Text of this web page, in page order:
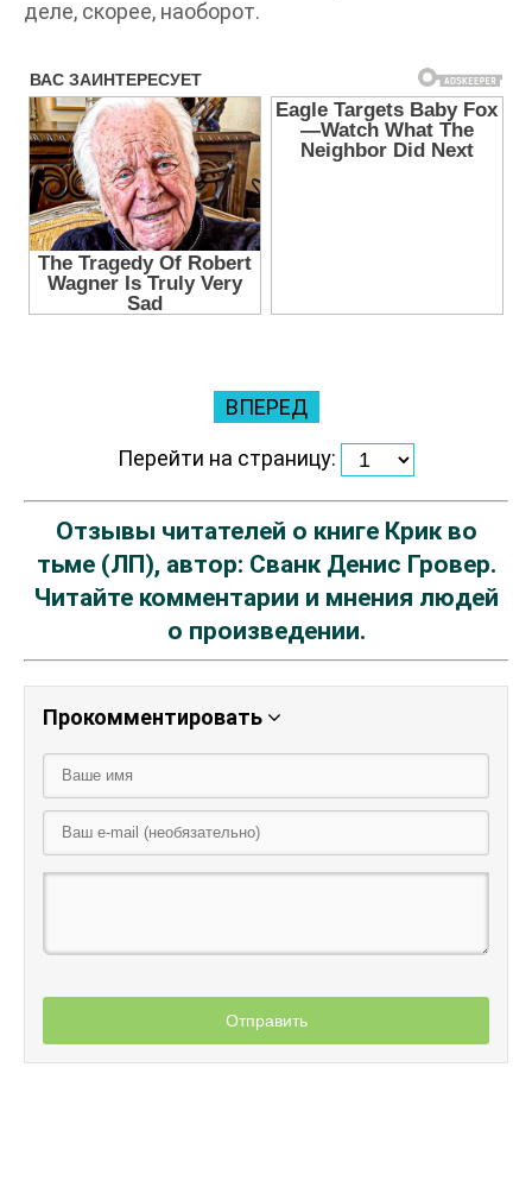
деле, скорее, наоборот.
ВПЕРЕД
Перейти на страницу:
Отзывы читателей о книге Крик во
тьме (ЛП), автор: Сванк Денис Гровер.
Читайте комментарии и мнения людей
о произведении.
Прокомментировать
Отправить